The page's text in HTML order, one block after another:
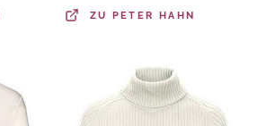
ZU PETER HAHN